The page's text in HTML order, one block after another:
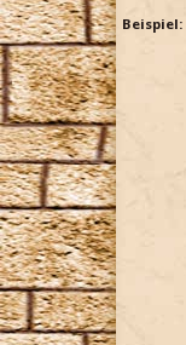
Beispiel: